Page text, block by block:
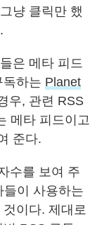
냥 클릭만 했
은 메타 피드
하는 Planet
우, 관련 RSS
메타 피드이고
준다.
수를 보여 주
이 사용하는
이다. 제대로